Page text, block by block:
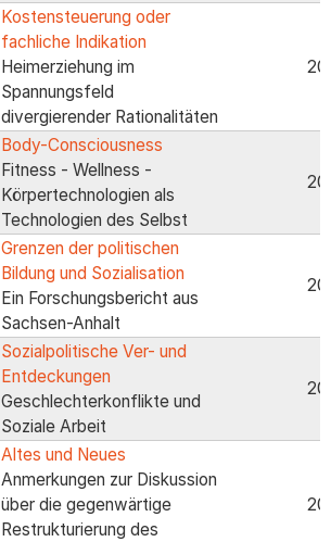
Kostensteuerung oder
fachliche Indikation
Heimerziehung im
Spannungsfeld
divergierender Rationalitäten
Body-Consciousness
Fitness - Wellness -
Körpertechnologien als
Technologien des Selbst
Grenzen der politischen
Bildung und Sozialisation
Ein Forschungsbericht aus
Sachsen-Anhalt
Sozialpolitische Ver- und
Entdeckungen
Geschlechterkonflikte und
Soziale Arbeit
Altes und Neues
Anmerkungen zur Diskussion
über die gegenwärtige
Restrukturierung des